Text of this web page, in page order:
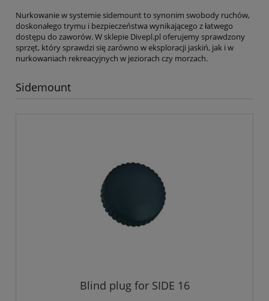
Nurkowanie w systemie sidemount to synonim swobody ruchów,
doskonałego trymu i bezpieczeństwa wynikającego z łatwego
dostępu do zaworów. W sklepie Divepl.pl oferujemy sprawdzony
sprzęt, który sprawdzi się zarówno w eksploracji jaskiń, jak i w
nurkowaniach rekreacyjnych w jeziorach czy morzach.
Sidemount
Blind plug for SIDE 16